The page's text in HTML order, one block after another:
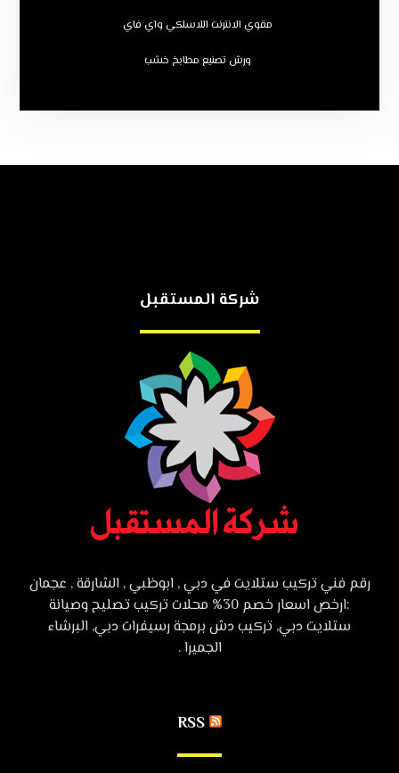
مقوي الانترنت اللاسلكي واي فاي
ورش تصنيع مطابخ خشب
شركة المستقبل
رقم فني تركيب ستلايت في دبي , ابوظبي , الشارقة , عجمان
:ارخص اسعار خصم 30% محلات تركيب تصليح وصيانة
ستلايت دبي, تركيب دش برمجة رسيفرات دبي, البرشاء
الجميرا .
RSS